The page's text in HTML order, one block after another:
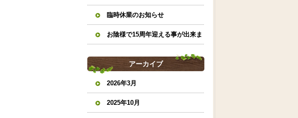
ちのご案内になります。
臨時休業のお知らせ
お陰様で15周年迎える事が出来ま
アーカイブ
2026年3月
2025年10月